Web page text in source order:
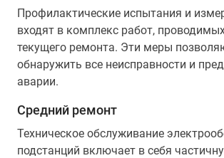
Профилактические испытания и
входят в комплекс работ,
текущего ремонта. Эти меры
обнаружить все неисправности и
аварии.
Средний ремонт
Техническое обслуживание
подстанций включает в себя